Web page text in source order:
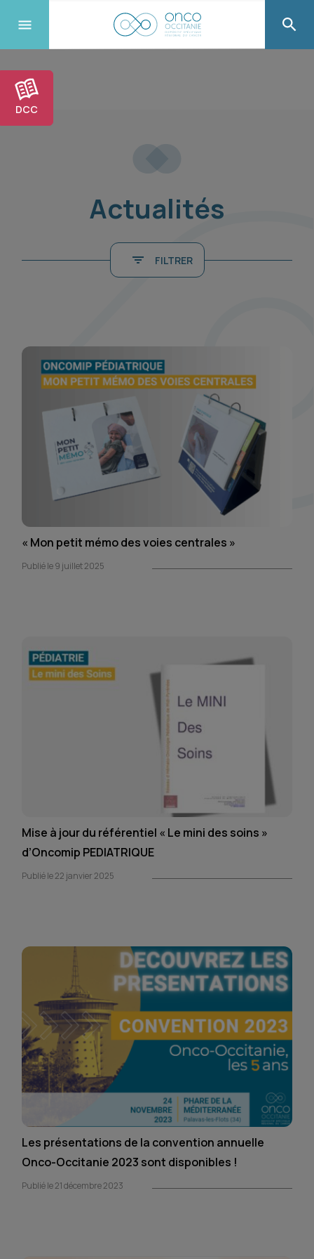
DCC
Actualités
FILTRER
« Mon petit mémo des voies centrales »
Publié le 9 juillet 2025
Mise à jour du référentiel « Le mini des soins »
d’Oncomip PEDIATRIQUE
Publié le 22 janvier 2025
Les présentations de la convention annuelle
Onco-Occitanie 2023 sont disponibles !
Publié le 21 décembre 2023